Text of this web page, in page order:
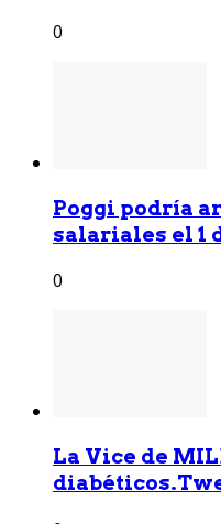
0
Poggi podría
salariales el 1
0
La Vice de